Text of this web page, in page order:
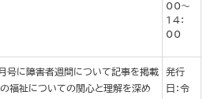
00～
14：
00
号に障害者週間について記事を掲載
の福祉についての関心と理解を深め
発行
日：令